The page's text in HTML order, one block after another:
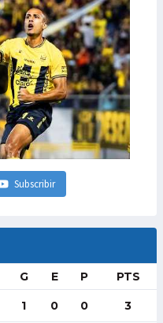
Subscribir
G E P PTS
1 0 0 3